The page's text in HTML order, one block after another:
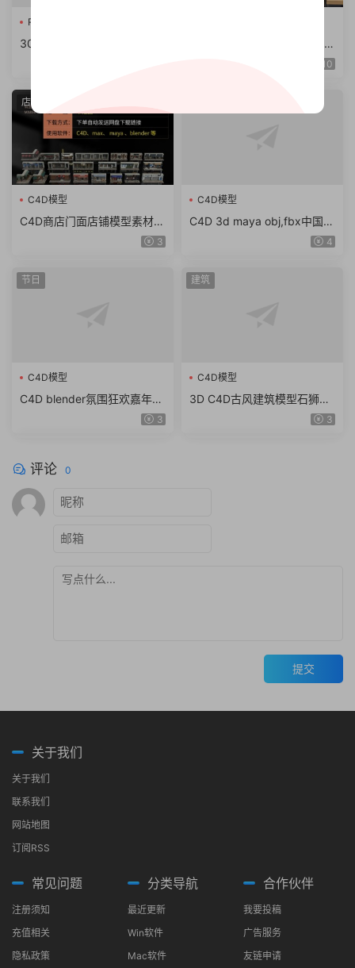
Redshift卡通
30组C4D Redshift卡通着色
阿诺德渲染器C4D插件Cinem
a 4D To Arnold v4.6.8.1 WI10
店面
C4D模型
C4D商店门面店铺模型素材
max obj fbx ma KitBash3D3
C4D模型
C4D 3d maya obj,fbx中国风
东方古建筑临安长安城古城街
4
节日
C4D模型
C4D blender氛围狂欢嘉年华
锣鼓棉花糖图标fbx obj模型3
建筑
C4D模型
3D C4D古风建筑模型石狮龙
斗篷石头酒壶木屐蟾蜍 obj z3
评论 0
提交
关于我们
关于我们
联系我们
网站地图
订阅RSS
常见问题
注册须知
充值相关
隐私政策
分类导航
最近更新
Win软件
Mac软件
合作伙伴
我要投稿
广告服务
友链申请